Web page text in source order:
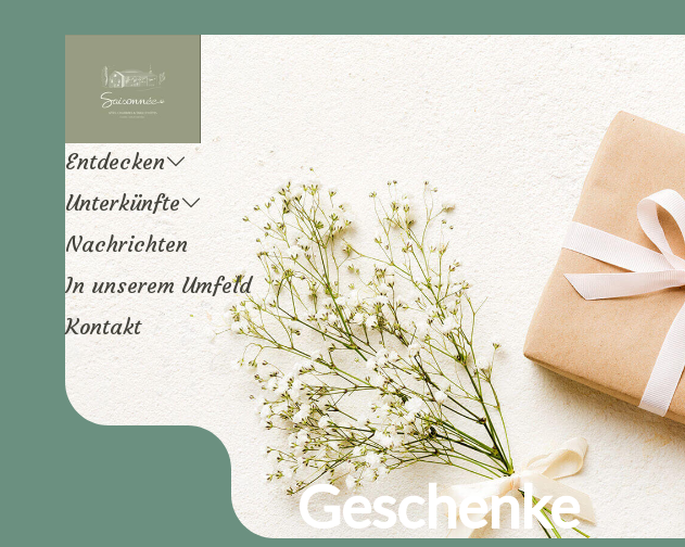
Entdecken
Unterkünfte
Nachrichten
In unserem Umfeld
Kontakt
Geschenke